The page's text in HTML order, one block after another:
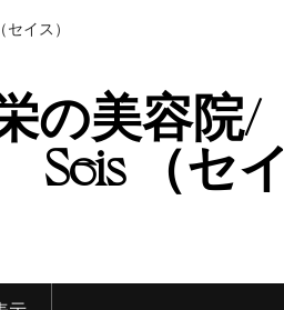
イス）
の美容院/
（セイ